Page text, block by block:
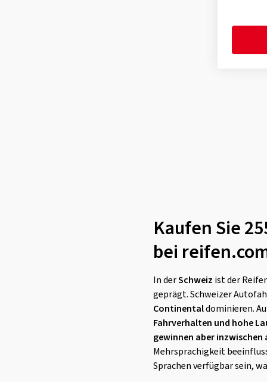
Kaufen Sie
bei
In derSchweiz ist der
geprägt. Schweizer
Continentaldominieren.
Fahrverhalten und hohe
gewinnen aber
Mehrsprachigkeit
Sprachen verfügbar sein,